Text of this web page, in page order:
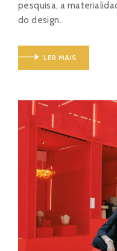
pesquisa, a
do design.
LER MAIS